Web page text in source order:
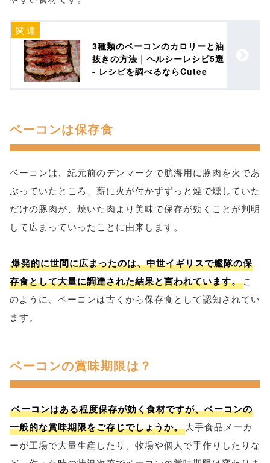
3種類のベーコンのカロリーと油
抜きの方法｜ヘルシーレシピ5選
- レシピを調べるならCutee
ベーコンは保存食
ベーコンは、紀元前のデンマークで航海用に豚肉を火であ
ぶっていたところ、薪に火が付かずずっと煙で燻していた
だけの豚肉が、焼いた肉より美味で保存が効くことが判明
して広まっていったことに由来します。
爆発的に世間に広まったのは、中世イギリスで艦隊の保
存食として大量に調達された結果と言われています。 こ
のように、ベーコンは古くから保存食として認知されてい
ます。
ベーコンの賞味期限は？
ベーコンはある程度保存が効く食材ですが、ベーコンの
一般的な賞味期限をご存じでしょうか。大手食品メーカ
ーが工場で大量生産したり、牧場や個人で手作りしたりな